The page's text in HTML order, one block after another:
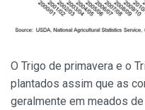
O Trigo de primavera e o
plantados assim que as
geralmente em meados